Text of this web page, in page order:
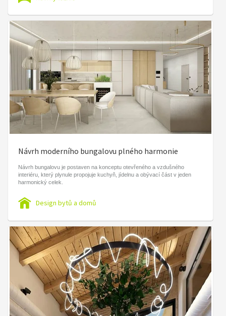
Návrh moderního bungalovu plného harmonie
Návrh bungalovu je postaven na konceptu otevřeného a vzdušného
interiéru, který plynule propojuje kuchyň, jídelnu a obývací část v jeden
harmonický celek.
Design bytů a domů